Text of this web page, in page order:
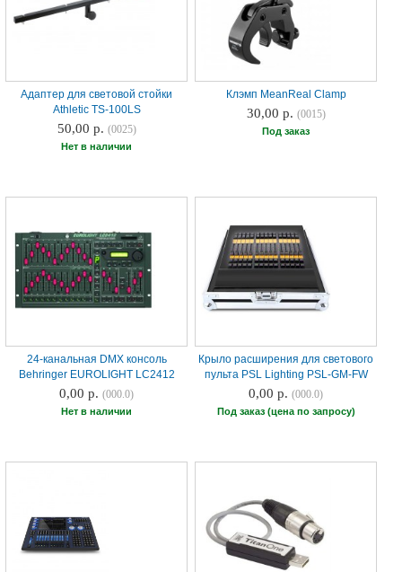
Адаптер для световой стойки
Athletic TS-100LS
50,00 р. (0025)
Нет в наличии
Клэмп MeanReal Clamp
30,00 р. (0015)
Под заказ
24-канальная DMX консоль
Behringer EUROLIGHT LC2412
0,00 р.(000.0)
Нет в наличии
Крыло расширения для светового
пульта PSL Lighting PSL-GM-FW
0,00 р.(000.0)
Под заказ (цена по запросу)